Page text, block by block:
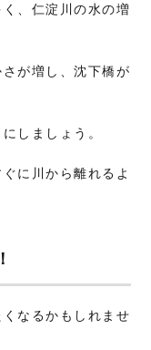
、仁淀川の水の増
が増し、沈下橋が
しましょう。
に川から離れるよ
なるかもしれませ